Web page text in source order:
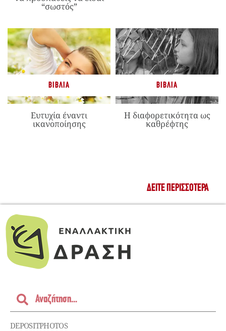
“σωστός”
ΒΙΒΛΊΑ
Ευτυχία έναντι
ικανοποίησης
ΒΙΒΛΊΑ
Η διαφορετικότητα ως
καθρέφτης
ΔΕΊΤΕ ΠΕΡΙΣΣΌΤΕΡΑ
DEPOSITPHOTOS